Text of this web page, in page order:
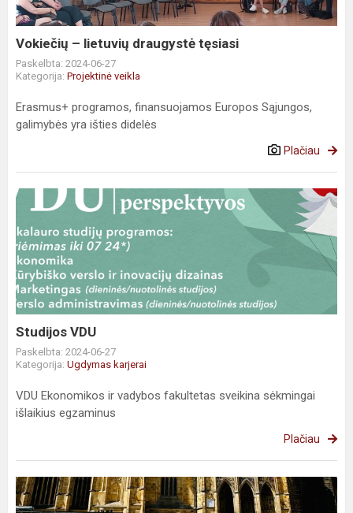
Vokiečių – lietuvių draugystė tęsiasi
Paskelbta: 2024-06-27
Kategorija: Projektinė veikla
Erasmus+ programos, finansuojamos Europos Sąjungos,
galimybės yra išties didelės
Plačiau
Studijos
VDU
Studijos VDU
Paskelbta: 2024-06-27
Kategorija: Ugdymas karjerai
VDU Ekonomikos ir vadybos fakultetas sveikina sėkmingai
išlaikius egzaminus
Plačiau
Lenkijos
ir